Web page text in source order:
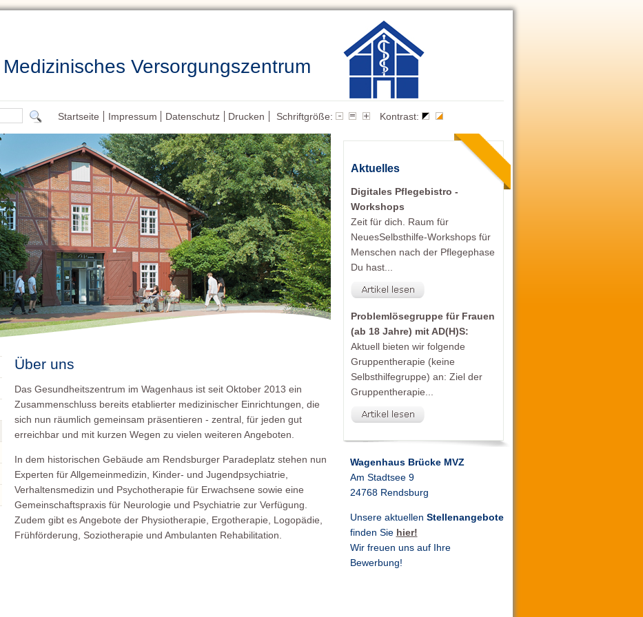
Versorgungszentrum
Startseite Impressum Datenschutz Drucken Schriftgröße: Kontrast:
Aktuelles
Digitales Pflegebistro -
Workshops
Zeit für dich. Raum für
NeuesSelbsthilfe-Workshops für
Menschen nach der Pflegephase
Du hast...
Problemlösegruppe für Frauen
(ab 18 Jahre) mit AD(H)S:
Aktuell bieten wir folgende
Gruppentherapie (keine
Selbsthilfegruppe) an: Ziel der
Gruppentherapie...
Wagenhaus Brücke MVZ
Am Stadtsee 9
24768 Rendsburg
Unsere aktuellen Stellenangebote
finden Sie hier!
Wir freuen uns auf Ihre
Bewerbung!
Über uns
Das Gesundheitszentrum im Wagenhaus ist seit Oktober 2013 ein
Zusammenschluss bereits etablierter medizinischer Einrichtungen, die
sich nun räumlich gemeinsam präsentieren - zentral, für jeden gut
erreichbar und mit kurzen Wegen zu vielen weiteren Angeboten.
In dem historischen Gebäude am Rendsburger Paradeplatz stehen nun
Experten für Allgemeinmedizin, Kinder- und Jugendpsychiatrie,
Verhaltensmedizin und Psychotherapie für Erwachsene sowie eine
Gemeinschaftspraxis für Neurologie und Psychiatrie zur Verfügung.
Zudem gibt es Angebote der Physiotherapie, Ergotherapie, Logopädie,
Frühförderung, Soziotherapie und Ambulanten Rehabilitation.